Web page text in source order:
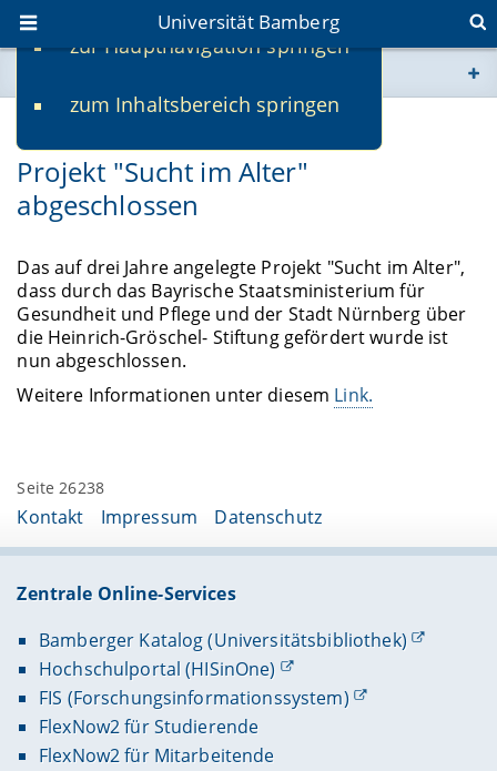
zur Hauptnavigation springen
zum Inhaltsbereich springen
Universität Bamberg
www.uni-bamberg.de
univis.uni-bamberg.de
Projekt "Sucht im Alter"
abgeschlossen
Das auf drei Jahre angelegte Projekt "Sucht im Alter",
dass durch das Bayrische Staatsministerium für
Gesundheit und Pflege und der Stadt Nürnberg über
die Heinrich-Gröschel- Stiftung gefördert wurde ist
nun abgeschlossen.
Weitere Informationen unter diesem Link.
Seite 26238
Kontakt Impressum Datenschutz
Zentrale Online-Services
Bamberger Katalog (Universitätsbibliothek)
Hochschulportal (HISinOne)
FIS (Forschungsinformationssystem)
FlexNow2 für Studierende
FlexNow2 für Mitarbeitende